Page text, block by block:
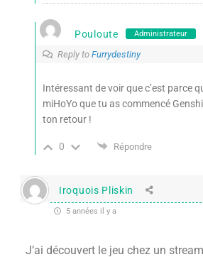
Pouloute Administrateur
Reply to Furrydestiny
Intéressant de voir que c’est parce
miHoYo que tu as commencé
ton retour !
0 Répondre
Iroquois Pliskin
5 années il y a
J’ai découvert le jeu chez un